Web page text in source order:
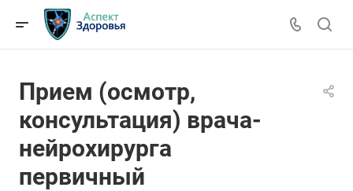
Прием (осмотр,
консультация) врача-
нейрохирурга
первичный